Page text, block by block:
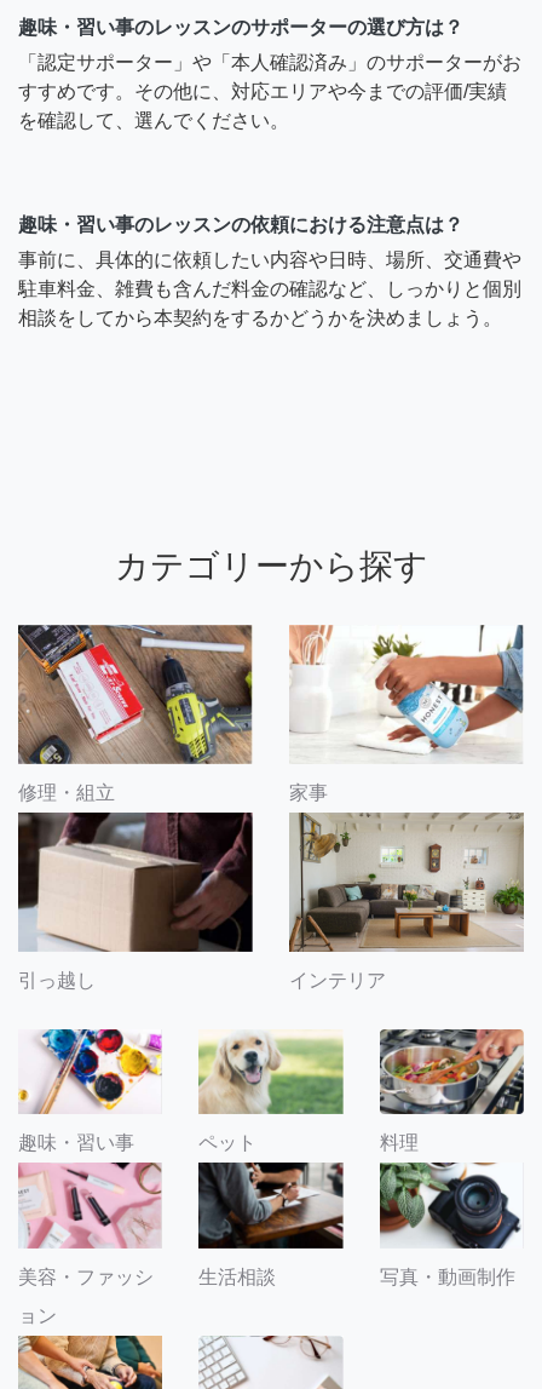
趣味・習い事のレッスンのサポーターの選び方は？
「認定サポーター」や「本人確認済み」のサポーターがお
すすめです。その他に、対応エリアや今までの評価/実績
を確認して、選んでください。
趣味・習い事のレッスンの依頼における注意点は？
事前に、具体的に依頼したい内容や日時、場所、交通費や
駐車料金、雑費も含んだ料金の確認など、しっかりと個別
相談をしてから本契約をするかどうかを決めましょう。
カテゴリーから探す
修理・組立 家事
引っ越し インテリア
趣味・習い事 ペット 料理
美容・ファッシ
ョン
生活相談 写真・動画制作